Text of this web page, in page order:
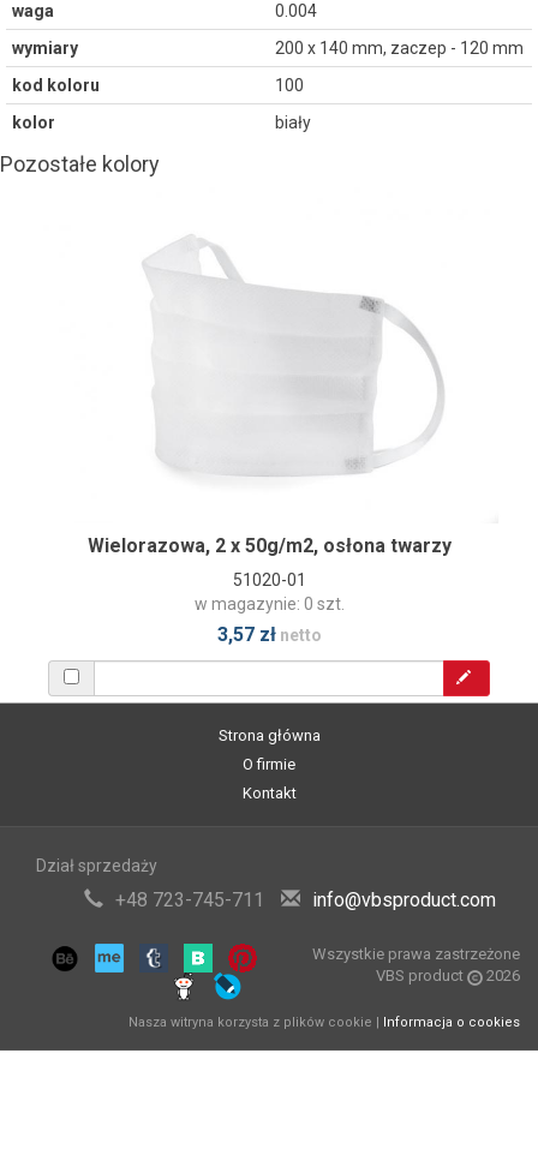
waga
0.004
wymiary
200 x 140 mm, zaczep - 120 mm
kod koloru
100
kolor
biały
Pozostałe kolory
Wielorazowa, 2 x 50g/m2, osłona twarzy
51020-01
w magazynie: 0 szt.
3,57 złnetto
Strona główna
O firmie
Kontakt
Dział sprzedaży
+48 723-745-711 info@vbsproduct.com
Wszystkie prawa zastrzeżone
VBS product
2026
Nasza witryna korzysta z plików cookie | Informacja o cookies